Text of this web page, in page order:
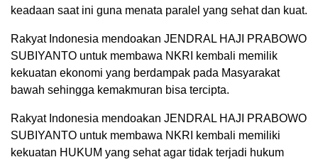
keadaan saat ini guna menata paralel yang sehat dan kuat.
Rakyat Indonesia mendoakan JENDRAL HAJI PRABOWO
SUBIYANTO untuk membawa NKRI kembali memilik
kekuatan ekonomi yang berdampak pada Masyarakat
bawah sehingga kemakmuran bisa tercipta.
Rakyat Indonesia mendoakan JENDRAL HAJI PRABOWO
SUBIYANTO untuk membawa NKRI kembali memiliki
kekuatan HUKUM yang sehat agar tidak terjadi hukum